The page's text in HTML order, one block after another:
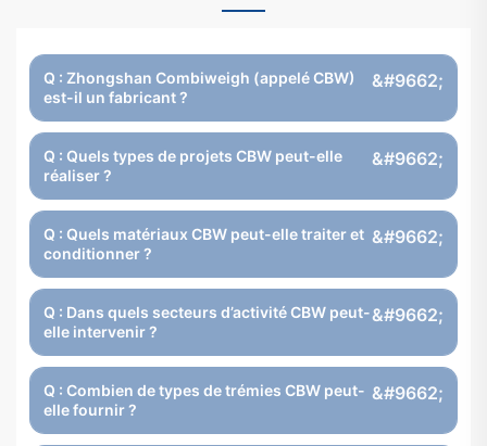
Q : Zhongshan Combiweigh (appelé CBW)
est-il un fabricant ?
Q : Quels types de projets CBW peut-elle
réaliser ?
Q : Quels matériaux CBW peut-elle traiter et
conditionner ?
Q : Dans quels secteurs d’activité CBW peut-
elle intervenir ?
Q : Combien de types de trémies CBW peut-
elle fournir ?